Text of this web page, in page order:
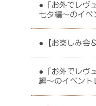
「お外でレヴ
七夕編〜のイベ
【お楽しみ会
「お外でレヴ
編〜のイベント